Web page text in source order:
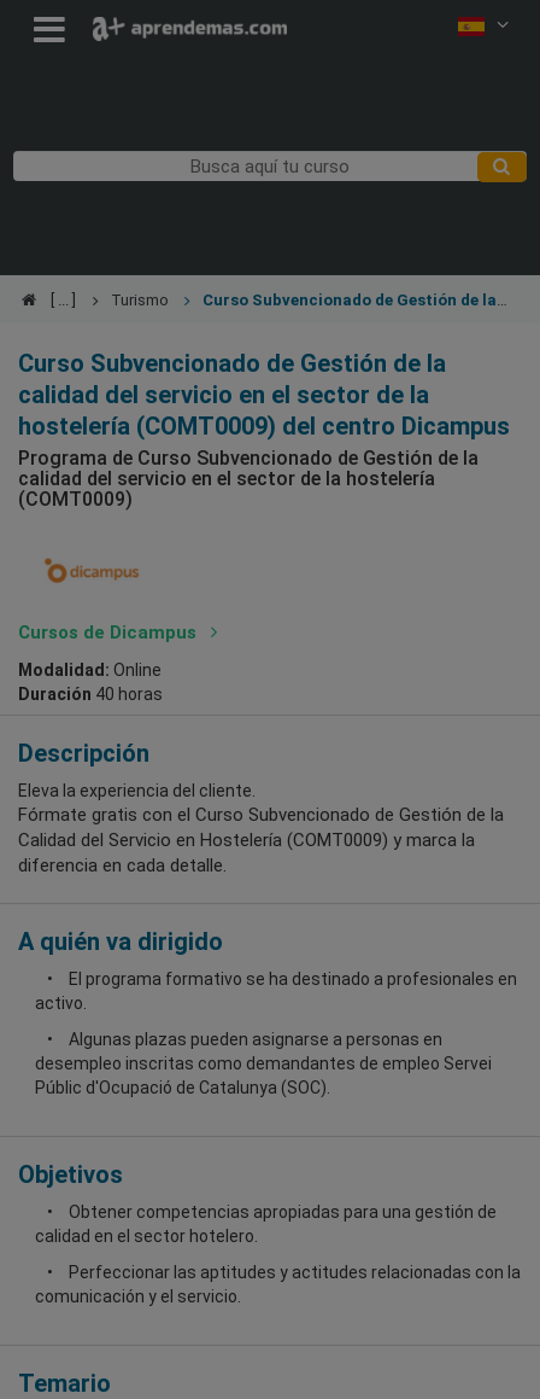
Turismo
Curso Subvencionado de Gestión de la
calidad del servicio en el sector de la
hostelería (COMT0009) del centro Dicampus
Programa de Curso Subvencionado de Gestión de la
calidad del servicio en el sector de la hostelería
(COMT0009)
Cursos de Dicampus
Modalidad: Online
Duración 40 horas
Descripción
Eleva la experiencia del cliente.
Fórmate gratis con el Curso Subvencionado de Gestión de la
Calidad del Servicio en Hostelería (COMT0009) y marca la
diferencia en cada detalle.
A quién va dirigido
El programa formativo se ha destinado a profesionales en
activo.
Algunas plazas pueden asignarse a personas en
desempleo inscritas como demandantes de empleo Servei
Públic d'Ocupació de Catalunya (SOC).
Objetivos
Obtener competencias apropiadas para una gestión de
calidad en el sector hotelero.
Perfeccionar las aptitudes y actitudes relacionadas con la
comunicación y el servicio.
Temario